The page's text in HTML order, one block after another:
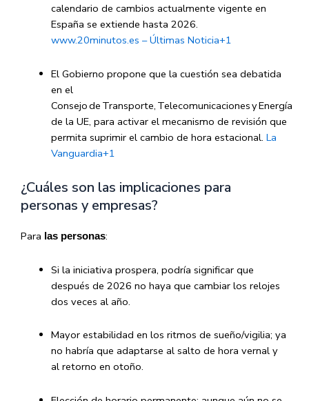
calendario de cambios actualmente vigente en
España se extiende hasta 2026.
www.20minutos.es – Últimas Noticia+1
El Gobierno propone que la cuestión sea debatida
en el
Consejo de Transporte, Telecomunicaciones y Energía
de la UE, para activar el mecanismo de revisión que
permita suprimir el cambio de hora estacional. La
Vanguardia+1
¿Cuáles son las implicaciones para
personas y empresas?
Para las personas:
Si la iniciativa prospera, podría significar que
después de 2026 no haya que cambiar los relojes
dos veces al año.
Mayor estabilidad en los ritmos de sueño/vigilia; ya
no habría que adaptarse al salto de hora vernal y
al retorno en otoño.